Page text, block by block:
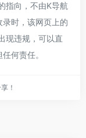
指向，不由K导航
时，该网页上的
现违规，可以直
何责任。
！